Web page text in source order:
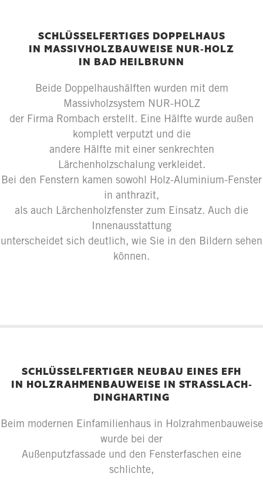
SCHLÜSSELFERTIGES DOPPELHAUS
IN MASSIVHOLZBAUWEISE NUR-HOLZ
IN BAD HEILBRUNN
Beide Doppelhaushälften wurden mit dem
Massivholzsystem NUR-HOLZ
der Firma Rombach erstellt. Eine Hälfte wurde außen
komplett verputzt und die
andere Hälfte mit einer senkrechten
Lärchenholzschalung verkleidet.
Bei den Fenstern kamen sowohl Holz-Aluminium-Fenster
in anthrazit,
als auch Lärchenholzfenster zum Einsatz. Auch die
Innenausstattung
unterscheidet sich deutlich, wie Sie in den Bildern sehen
können.
SCHLÜSSELFERTIGER NEUBAU EINES EFH
IN HOLZRAHMENBAUWEISE IN STRASSLACH-D
INGHARTING
Beim modernen Einfamilienhaus in Holzrahmenbauweise
wurde bei der
Außenputzfassade und den Fensterfaschen eine
schlichte,